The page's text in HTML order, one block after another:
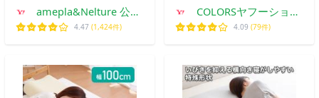
amepla&Nelture 公式
ストア
4.47 (1,424件)
COLORSヤフーショッ
プ
4.09 (79件)